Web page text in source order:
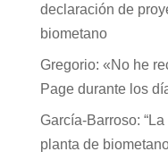
declaración de
biometano
Gregorio: «No he
Page durante los
García-Barroso:
planta de